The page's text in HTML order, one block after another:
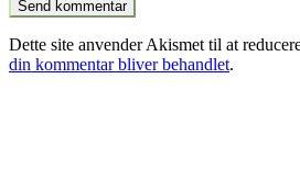
Dette site anvender Akismet til at
din kommentar bliver behandlet.